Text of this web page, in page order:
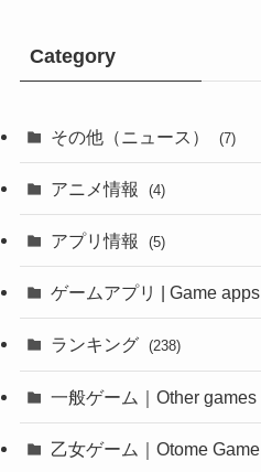
Category
その他（ニュース） (7)
(1)
アニメ情報 (4)
アプリ情報 (5)
ゲームアプリ | Game apps
(1)
ランキング (238)
一般ゲーム｜Other games
(1)
乙女ゲーム｜Otome Game